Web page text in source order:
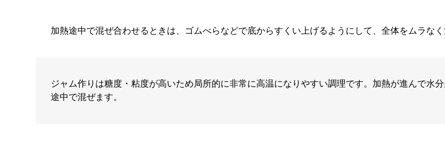
加熱途中で混ぜ合わせるときは、ゴムべらなどで底からすくい上げるようにして、全体をムラな
ジャム作りは糖度・粘度が高いため局所的に非常に高温になりやすい調理です。加熱が進んで水
途中で混ぜます。